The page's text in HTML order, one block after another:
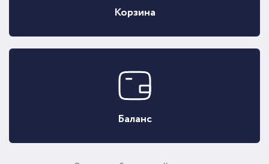
Корзина
Баланс